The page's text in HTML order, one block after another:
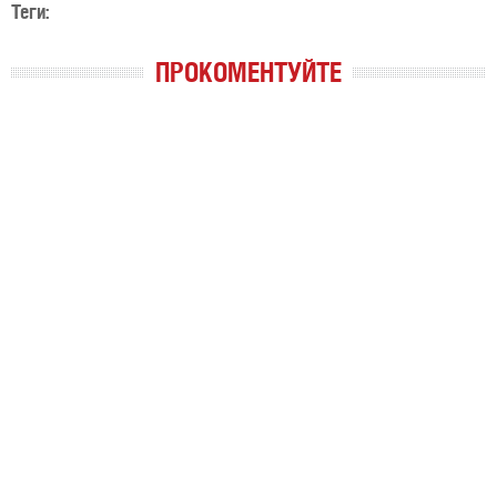
Теги:
ПРОКОМЕНТУЙТЕ